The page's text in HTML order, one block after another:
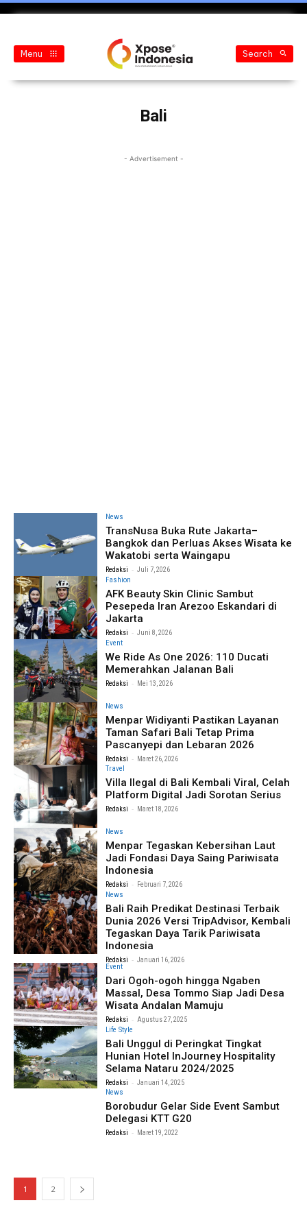
Menu Search
Bali
- Advertisement -
News
TransNusa Buka Rute Jakarta–
Bangkok dan Perluas Akses Wisata ke
Wakatobi serta Waingapu
Redaksi - Juli 7, 2026
Fashion
AFK Beauty Skin Clinic Sambut
Pesepeda Iran Arezoo Eskandari di
Jakarta
Redaksi - Juni 8, 2026
Event
We Ride As One 2026: 110 Ducati
Memerahkan Jalanan Bali
Redaksi - Mei 13, 2026
News
Menpar Widiyanti Pastikan Layanan
Taman Safari Bali Tetap Prima
Pascanyepi dan Lebaran 2026
Redaksi - Maret 26, 2026
Travel
Villa Ilegal di Bali Kembali Viral, Celah
Platform Digital Jadi Sorotan Serius
Redaksi - Maret 18, 2026
News
Menpar Tegaskan Kebersihan Laut
Jadi Fondasi Daya Saing Pariwisata
Indonesia
Redaksi - Februari 7, 2026
News
Bali Raih Predikat Destinasi Terbaik
Dunia 2026 Versi TripAdvisor, Kembali
Tegaskan Daya Tarik Pariwisata
Indonesia
Redaksi - Januari 16, 2026
Event
Dari Ogoh-ogoh hingga Ngaben
Massal, Desa Tommo Siap Jadi Desa
Wisata Andalan Mamuju
Redaksi - Agustus 27, 2025
Life Style
Bali Unggul di Peringkat Tingkat
Hunian Hotel InJourney Hospitality
Selama Nataru 2024/2025
Redaksi - Januari 14, 2025
News
Borobudur Gelar Side Event Sambut
Delegasi KTT G20
Redaksi - Maret 19, 2022
1 2